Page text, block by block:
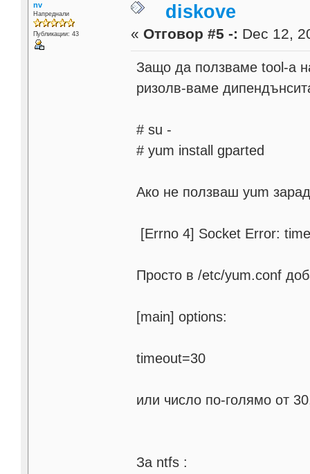
nv
Напреднали
Публикации: 43
diskove
« Отговор #5 -: Dec 12,
Защо да ползваме tool-a
ризолв-ваме
# su -
# yum install gparted
Ако не ползваш yum
[Errno 4] Socket Error:
Просто в /etc/yum.conf
[main] options:
timeout=30
или число по-голямо от
За ntfs :